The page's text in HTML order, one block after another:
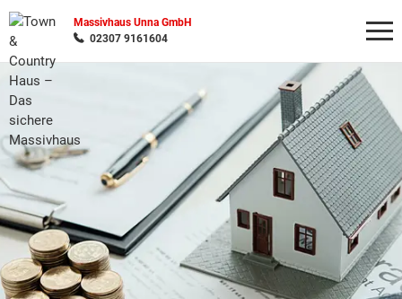
Massivhaus Unna GmbH
02307 9161604
Wonach möchten Sie suchen?